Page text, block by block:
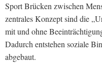
Sport Brücken zwischen
zentrales Konzept sind die
mit und ohne
Dadurch entstehen soziale
abgebaut.